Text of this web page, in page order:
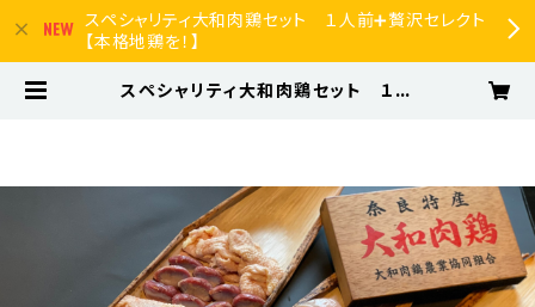
スペシャリティ大和肉鶏セット １人前➕贅沢セレクト
【本格地鶏を！】
スペシャリティ大和肉鶏セット １人